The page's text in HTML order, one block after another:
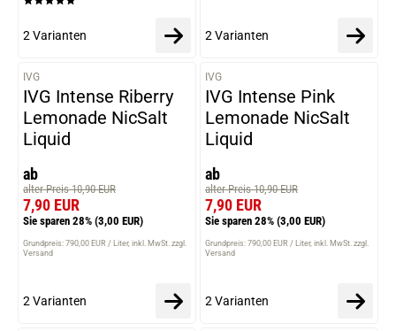
2 Varianten 2 Varianten
VARIANTEN
IVG
IVG Intense Riberry
Lemonade NicSalt
Liquid
ab
alter Preis 10,90 EUR
7,90 EUR
Sie sparen 28% (3,00 EUR)
Grundpreis: 790,00 EUR / Liter inkl. MwSt. zzgl.
Versand
2 Varianten
VARIANTEN
IVG
IVG Intense Pink
Lemonade NicSalt
Liquid
ab
alter Preis 10,90 EUR
7,90 EUR
Sie sparen 28% (3,00 EUR)
Grundpreis: 790,00 EUR / Liter inkl. MwSt. zzgl.
Versand
2 Varianten